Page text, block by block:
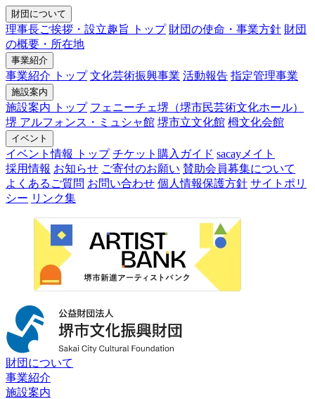
財団について
理事長ご挨拶・設立趣旨 トップ 財団の使命・事業方針 財団
の概要・所在地
事業紹介
事業紹介 トップ 文化芸術振興事業 活動報告 指定管理事業
施設案内
施設案内 トップ フェニーチェ堺（堺市民芸術文化ホール）
堺 アルフォンス・ミュシャ館 堺市立文化館 栂文化会館
イベント
イベント情報 トップ チケット購入ガイド sacayメイト
採用情報 お知らせ ご寄付のお願い 賛助会員募集について
よくあるご質問 お問い合わせ 個人情報保護方針 サイトポリ
シー リンク集
財団について
事業紹介
施設案内